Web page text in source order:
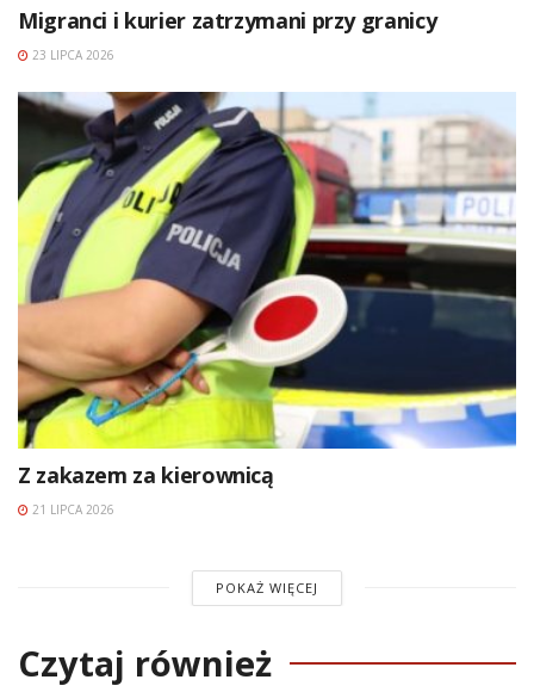
Migranci i kurier zatrzymani przy granicy
23 LIPCA 2026
Z zakazem za kierownicą
21 LIPCA 2026
POKAŻ WIĘCEJ
Czytaj również